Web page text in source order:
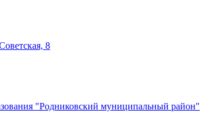
8
"Родниковский муниципальный район"